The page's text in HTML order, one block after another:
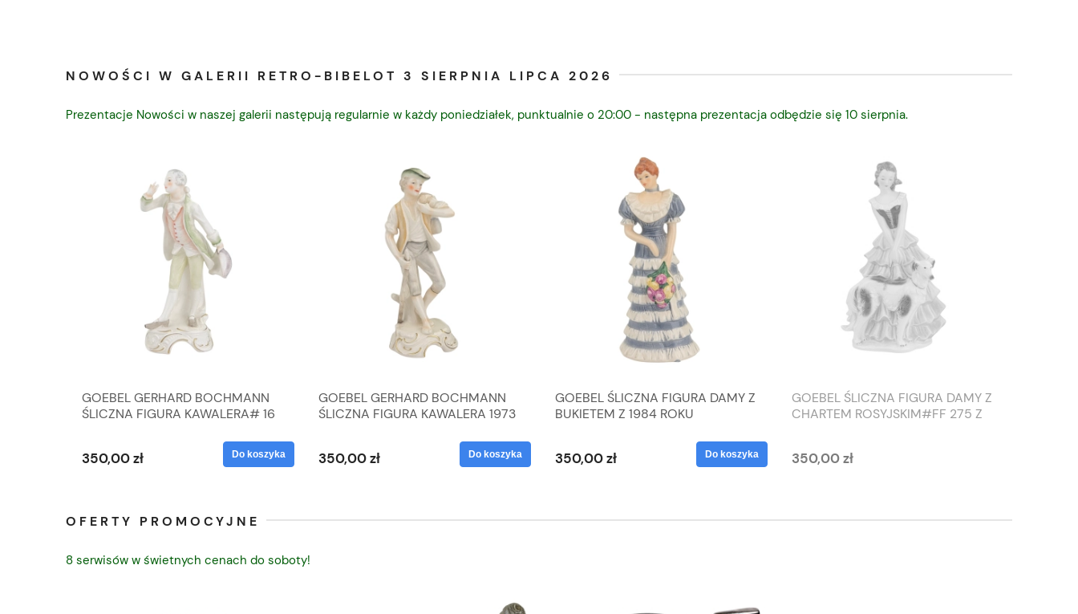
NOWOŚCI W GALERII RETRO-BIBELOT 3 SIERPNIA LIPCA 2026
Prezentacje Nowości w naszej galerii następują regularnie w każdy poniedziałek, punktualnie o 20:00 - następna prezentacja odbędzie się 10 sierpnia.
GOEBEL GERHARD BOCHMANN
ŚLICZNA FIGURA KAWALERA# 16
350,00 zł Do koszyka
GOEBEL GERHARD BOCHMANN
ŚLICZNA FIGURA KAWALERA 1973
350,00 zł Do koszyka
GOEBEL ŚLICZNA FIGURA DAMY Z
BUKIETEM Z 1984 ROKU
350,00 zł Do koszyka
GOEBEL ŚLICZNA FIGURA DAMY Z
CHARTEM ROSYJSKIM#FF 275 Z
350,00 zł
OFERTY PROMOCYJNE
8 serwisów w świetnych cenach do soboty!